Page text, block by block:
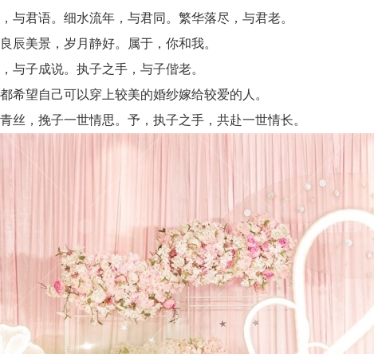
君语。细水流年，与君同。繁华落尽，与君老。
美景，岁月静好。属于，你和我。
子成说。执子之手，与子偕老。
望自己可以穿上较美的婚纱嫁给较爱的人。
，挽子一世情思。予，执子之手，共赴一世情长。